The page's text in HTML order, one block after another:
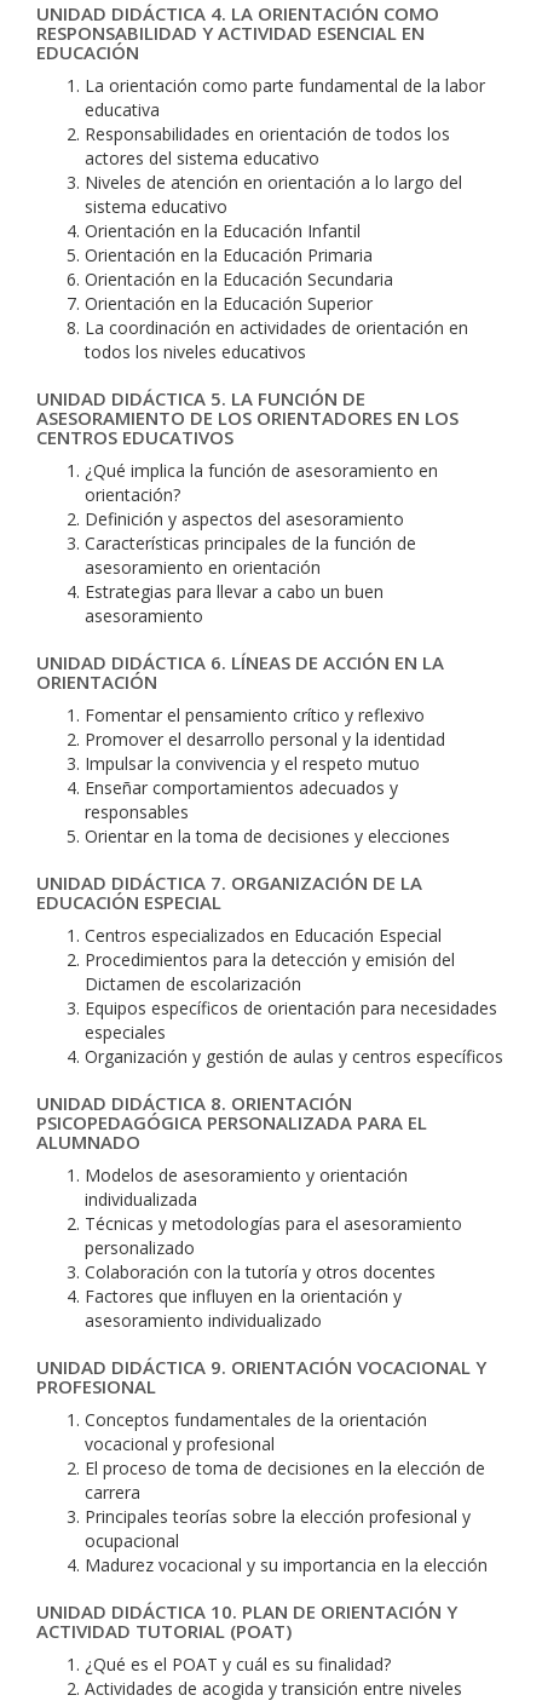
UNIDAD DIDÁCTICA 4. LA ORIENTACIÓN COMO
RESPONSABILIDAD Y ACTIVIDAD ESENCIAL EN
EDUCACIÓN
La orientación como parte fundamental de la labor
educativa
Responsabilidades en orientación de todos los
actores del sistema educativo
Niveles de atención en orientación a lo largo del
sistema educativo
Orientación en la Educación Infantil
Orientación en la Educación Primaria
Orientación en la Educación Secundaria
Orientación en la Educación Superior
La coordinación en actividades de orientación en
todos los niveles educativos
UNIDAD DIDÁCTICA 5. LA FUNCIÓN DE
ASESORAMIENTO DE LOS ORIENTADORES EN LOS
CENTROS EDUCATIVOS
¿Qué implica la función de asesoramiento en
orientación?
Definición y aspectos del asesoramiento
Características principales de la función de
asesoramiento en orientación
Estrategias para llevar a cabo un buen
asesoramiento
UNIDAD DIDÁCTICA 6. LÍNEAS DE ACCIÓN EN LA
ORIENTACIÓN
Fomentar el pensamiento crítico y reflexivo
Promover el desarrollo personal y la identidad
Impulsar la convivencia y el respeto mutuo
Enseñar comportamientos adecuados y
responsables
Orientar en la toma de decisiones y elecciones
UNIDAD DIDÁCTICA 7. ORGANIZACIÓN DE LA
EDUCACIÓN ESPECIAL
Centros especializados en Educación Especial
Procedimientos para la detección y emisión del
Dictamen de escolarización
Equipos específicos de orientación para necesidades
especiales
Organización y gestión de aulas y centros específicos
UNIDAD DIDÁCTICA 8. ORIENTACIÓN
PSICOPEDAGÓGICA PERSONALIZADA PARA EL
ALUMNADO
Modelos de asesoramiento y orientación
individualizada
Técnicas y metodologías para el asesoramiento
personalizado
Colaboración con la tutoría y otros docentes
Factores que influyen en la orientación y
asesoramiento individualizado
UNIDAD DIDÁCTICA 9. ORIENTACIÓN VOCACIONAL Y
PROFESIONAL
Conceptos fundamentales de la orientación
vocacional y profesional
El proceso de toma de decisiones en la elección de
carrera
Principales teorías sobre la elección profesional y
ocupacional
Madurez vocacional y su importancia en la elección
UNIDAD DIDÁCTICA 10. PLAN DE ORIENTACIÓN Y
ACTIVIDAD TUTORIAL (POAT)
¿Qué es el POAT y cuál es su finalidad?
Actividades de acogida y transición entre niveles